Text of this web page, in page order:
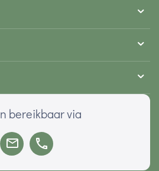
bereikbaar via